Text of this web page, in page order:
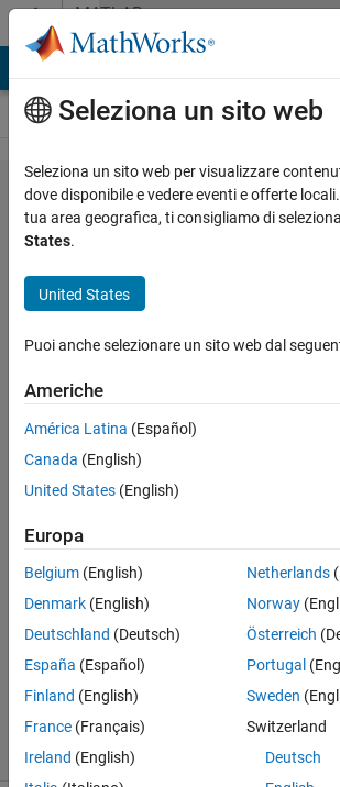
Vai al contenutoMATLAB
Answers
R2025b
Figure
appearing
colorbars
or other
elements
Alexis
21 Nov
2025
1
Risposta
Aggiornato
1 Dic 2025
8
Visualizzazioni
(30 giorni)
Seleziona un sito web
Seleziona un sito web per visualizzare
dove disponibile e vedere eventi e offerte
tua area geografica, ti consigliamo di
States.
United States
Puoi anche selezionare un sito web dal
Americhe
América Latina (Español)
Canada (English)
United States (English)
Europa
Belgium (English)
Denmark (English)
Deutschland (Deutsch)
España (Español)
Finland (English)
France (Français)
Ireland (English)
Netherlands
Norway
Österreich
Portugal
Sweden
Switzerland
Deutsch